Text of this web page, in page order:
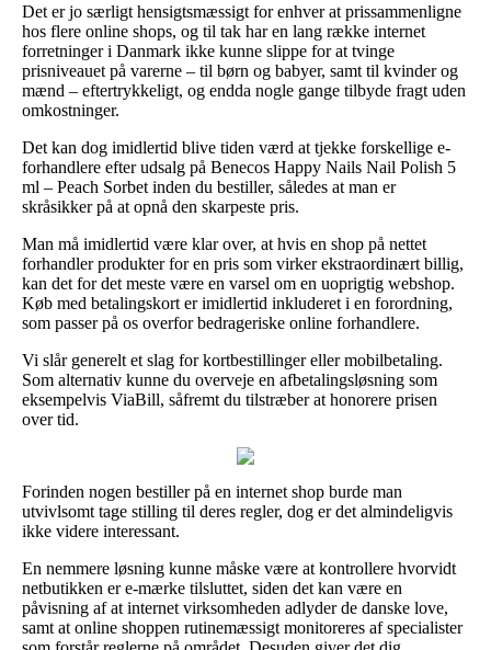
Det er jo særligt hensigtsmæssigt for enhver at prissammenligne
hos flere online shops, og til tak har en lang række internet
forretninger i Danmark ikke kunne slippe for at tvinge
prisniveauet på varerne – til børn og babyer, samt til kvinder og
mænd – eftertrykkeligt, og endda nogle gange tilbyde fragt uden
omkostninger.
Det kan dog imidlertid blive tiden værd at tjekke forskellige e-
forhandlere efter udsalg på Benecos Happy Nails Nail Polish 5
ml – Peach Sorbet inden du bestiller, således at man er
skråsikker på at opnå den skarpeste pris.
Man må imidlertid være klar over, at hvis en shop på nettet
forhandler produkter for en pris som virker ekstraordinært billig,
kan det for det meste være en varsel om en uoprigtig webshop.
Køb med betalingskort er imidlertid inkluderet i en forordning,
som passer på os overfor bedrageriske online forhandlere.
Vi slår generelt et slag for kortbestillinger eller mobilbetaling.
Som alternativ kunne du overveje en afbetalingsløsning som
eksempelvis ViaBill, såfremt du tilstræber at honorere prisen
over tid.
Forinden nogen bestiller på en internet shop burde man
utvivlsomt tage stilling til deres regler, dog er det almindeligvis
ikke videre interessant.
En nemmere løsning kunne måske være at kontrollere hvorvidt
netbutikken er e-mærke tilsluttet, siden det kan være en
påvisning af at internet virksomheden adlyder de danske love,
samt at online shoppen rutinemæssigt monitoreres af specialister